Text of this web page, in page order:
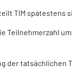
TIM spätestens
Teilnehmerzahl
der tatsächlichen